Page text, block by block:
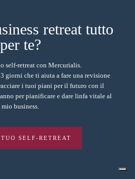
retreat tutto
per te?
self-retreat con Mercurialis.
giorni che ti aiuta a fare una revisione
i tuoi piani per il futuro con il
per pianificare e dare linfa vitale al
mio business.
SELF-RETREAT